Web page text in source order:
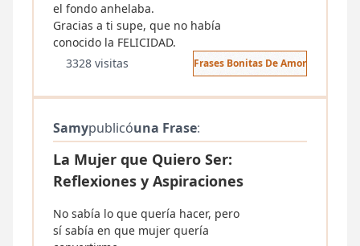
el fondo anhelaba.
Gracias a ti supe, que no había
conocido la FELICIDAD.
3328 visitas
Frases Bonitas De Amor
Samypublicóuna Frase:
La Mujer que Quiero Ser:
Reflexiones y Aspiraciones
No sabía lo que quería hacer, pero
sí sabía en que mujer quería